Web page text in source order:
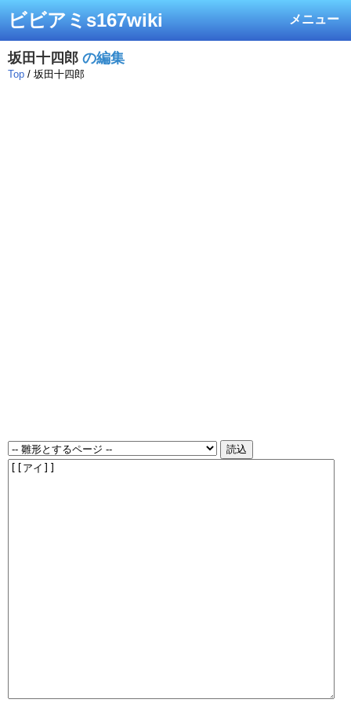
メニュー
ビビアミs167wiki
坂田十四郎 の編集
Top / 坂田十四郎